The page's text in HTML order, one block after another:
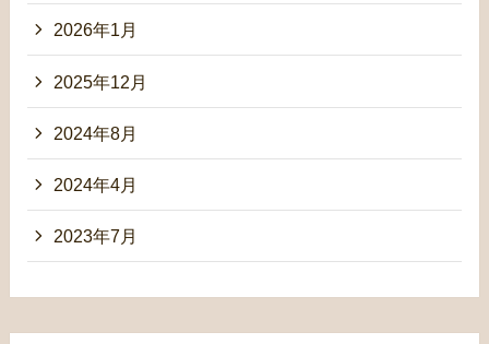
2026年1月
2025年12月
2024年8月
2024年4月
2023年7月